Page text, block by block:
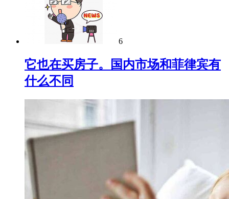
6
它也在买房子。国内市场和菲律宾有
什么不同